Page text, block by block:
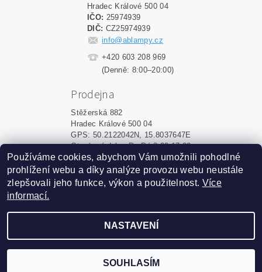
Hradec Králové 500 04
IČO: 25974939
DIČ: CZ25974939
info@ablampy.cz
+420 603 208 969
(Denně: 8:00–20:00)
Prodejna
Stěžerská 882
Hradec Králové 500 04
GPS: 50.2122042N, 15.8037647E
Otevírací doba: Po-Pá 8:00-17:00
2026 ©ablampy.cz, všechna práva vyhrazena Upravit nastavení cookies
Podle zákona o evidenci tržeb
je prodávající povinen
Zároveň je povinen
Používáme cookies, abychom Vám umožnili pohodlné
prohlížení webu a díky analýze provozu webu neustále
zlepšovali jeho funkce, výkon a použitelnost. Více
informací.
NASTAVENÍ
SOUHLASÍM